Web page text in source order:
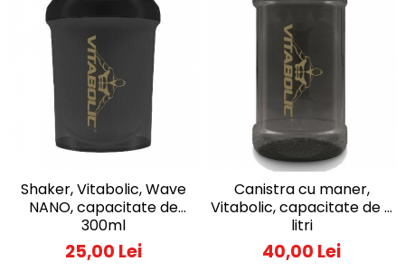
Shaker, Vitabolic, Wave
NANO, capacitate de
300ml
25,00 Lei
Canistra cu maner,
Vitabolic, capacitate de 2
litri
40,00 Lei